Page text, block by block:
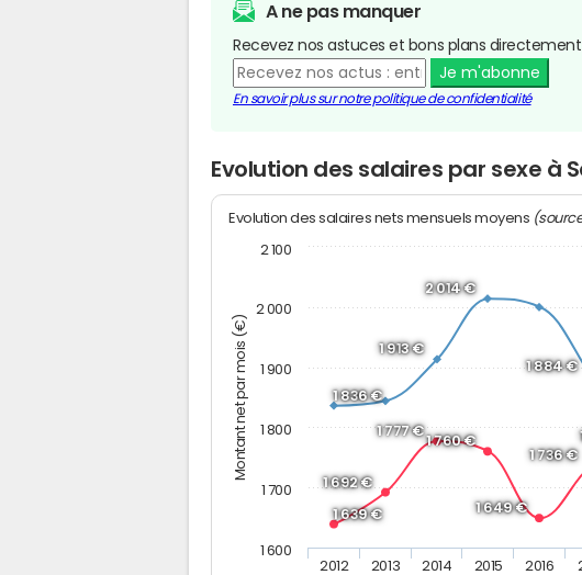
A ne pas manquer
Recevez nos astuces et bons plans
Je m'abonne
En savoir plus sur notre politique de confidentialité
Evolution des salaires par sexe à
Montant net par mois (€)
Evolution des salaires nets mensuels moyens
1 639 €
1 692 €
1 777 €
1 760 €
1 649 €
1 736 €
1 836 €
1 913 €
2 014 €
1 884 €
2012 2013 2014 2015 2016
1 600
1 700
1 800
1 900
2 000
2 100